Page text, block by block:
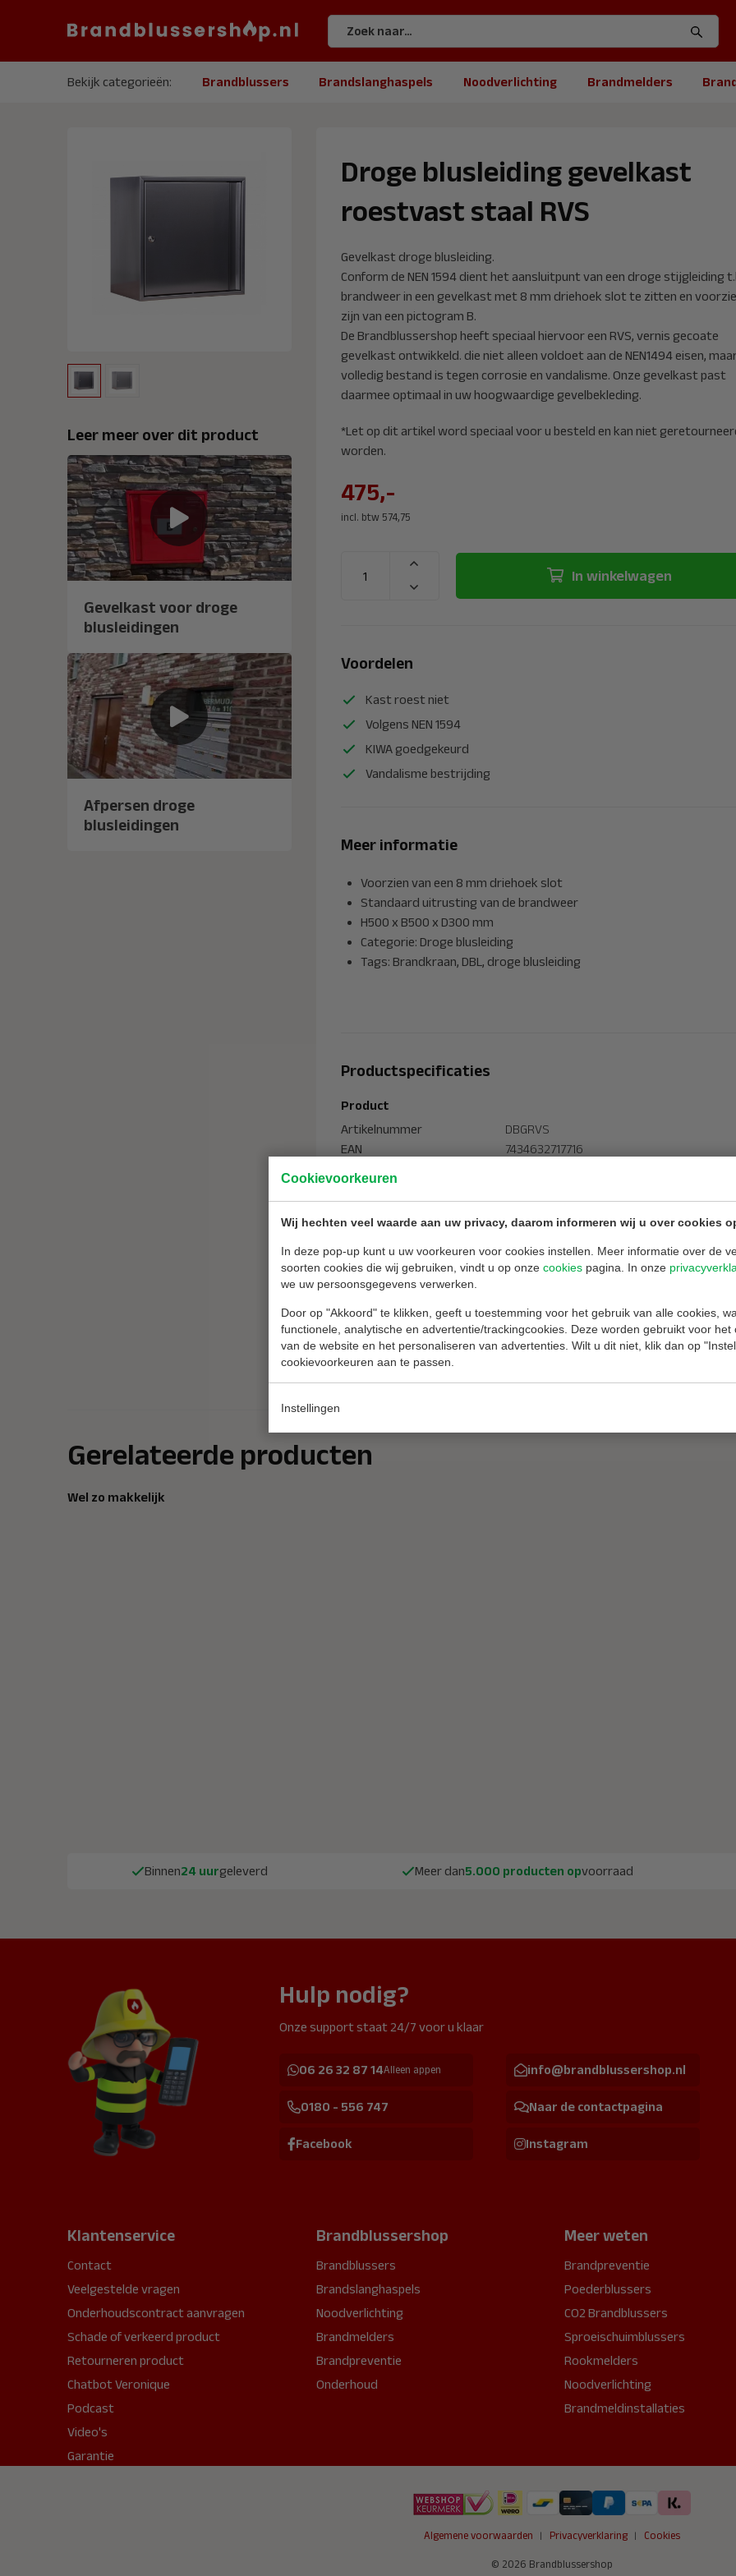
Cookievoorkeuren
Wij hechten veel waarde aan uw privacy, daarom informeren wij u over cookies
In deze pop-up kunt u uw voorkeuren voor cookies instellen. Meer informatie over de
soorten cookies die wij gebruiken, vindt u op onze cookies pagina. In onze
we uw persoonsgegevens verwerken.
Door op "Akkoord" te klikken, geeft u toestemming voor het gebruik van alle cookies,
functionele, analytische en advertentie/trackingcookies. Deze worden gebruikt voor het
van de website en het personaliseren van advertenties. Wilt u dit niet, klik dan op
cookievoorkeuren aan te passen.
Instellingen
Bekijk categorieën: Brandblussers Brandslanghaspels Noodverlichting Brandmelders
Leer meer over dit product
Gevelkast voor droge
blusleidingen
Afpersen droge
blusleidingen
Droge blusleiding gevelkast
roestvast staal RVS
Gevelkast droge blusleiding.
Conform de NEN 1594 dient het aansluitpunt van een droge stijgleiding
brandweer in een gevelkast met 8 mm driehoek slot te zitten en
zijn van een pictogram B.
De Brandblussershop heeft speciaal hiervoor een RVS, vernis gecoate
gevelkast ontwikkeld. die niet alleen voldoet aan de NEN1494 eisen,
volledig bestand is tegen corrosie en vandalisme. Onze gevelkast past
daarmee optimaal in uw hoogwaardige gevelbekleding.
*Let op dit artikel word speciaal voor u besteld en kan niet
worden.
475,-
incl. btw 574,75
In winkelwagen
Voordelen
Kast roest niet
Volgens NEN 1594
KIWA goedgekeurd
Vandalisme bestrijding
Meer informatie
Voorzien van een 8 mm driehoek slot
Standaard uitrusting van de brandweer
H500 x B500 x D300 mm
Categorie: Droge blusleiding
Tags: Brandkraan, DBL, droge blusleiding
Productspecificaties
Product
Artikelnummer
DBGRVS
EAN
7434632717716
-40 tot +80 Celsius
NEN normering
NEN 1594
Aantal delen
1 deel
Materiaal
Verkoopeenheid
Per stuk
Levertijd
2 dagen
Goedkeuringen
CE-goedkeuring, KIWA
Gerelateerde producten
Wel zo makkelijk
Binnen24 uurgeleverd Meer dan5.000 producten opvoorraad
Hulp nodig?
Onze support staat 24/7 voor u klaar
06 26 32 87 14Alleen appen info@brandblussershop.nl
0180 - 556 747 Naar de contactpagina
Facebook Instagram
Klantenservice
Contact
Veelgestelde vragen
Onderhoudscontract aanvragen
Schade of verkeerd product
Retourneren product
Chatbot Veronique
Podcast
Video's
Garantie
Brandblussershop
Brandblussers
Brandslanghaspels
Noodverlichting
Brandmelders
Brandpreventie
Onderhoud
Meer weten
Brandpreventie
Poederblussers
CO2 Brandblussers
Sproeischuimblussers
Rookmelders
Noodverlichting
Brandmeldinstallaties
Algemene voorwaarden Privacyverklaring Cookies
© 2026 Brandblussershop